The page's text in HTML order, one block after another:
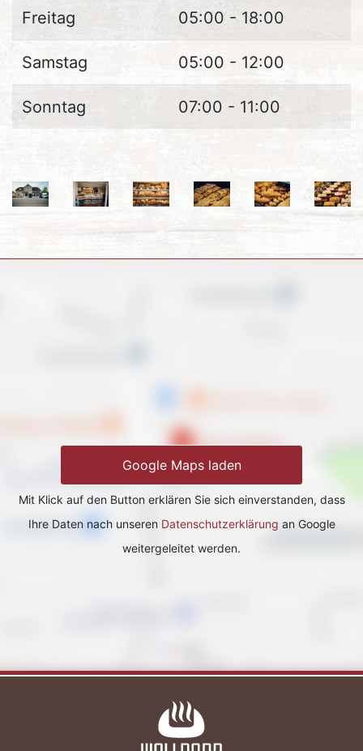
Freitag 05:00 - 18:00
Samstag 05:00 - 12:00
Sonntag 07:00 - 11:00
Google Maps laden
Mit Klick auf den Button erklären Sie sich einverstanden, dass
Ihre Daten nach unseren Datenschutzerklärung an Google
weitergeleitet werden.